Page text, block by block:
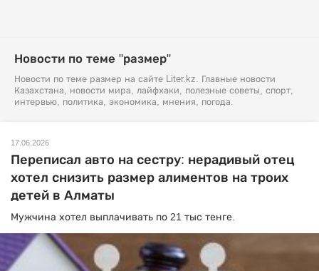
Новости по теме "размер"
Новости по теме размер на сайте Liter.kz. Главные новости
Казахстана, новости мира, лайфхаки, полезные советы, спорт,
интервью, политика, экономика, мнения, погода.
17.06.2026
Переписал авто на сестру: нерадивый отец
хотел снизить размер алиментов на троих
детей в Алматы
Мужчина хотел выплачивать по 21 тыс тенге.